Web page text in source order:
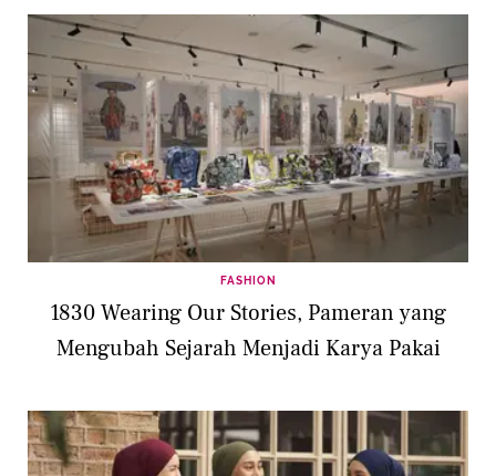
FASHION
1830 Wearing Our Stories, Pameran yang
Mengubah Sejarah Menjadi Karya Pakai